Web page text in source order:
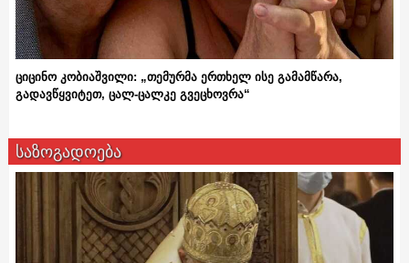
ციცინო კობიაშვილი: „თემურმა ერთხელ ისე გამამწარა,
გადავწყვიტეთ, ცალ-ცალკე გვეცხოვრა“
საზოგადოება